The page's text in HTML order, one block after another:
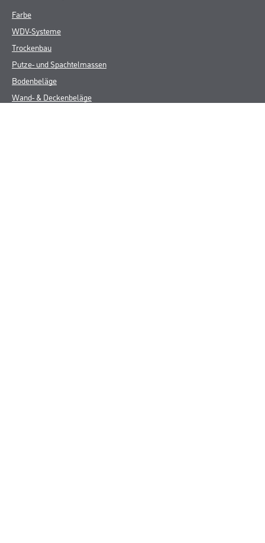
Farbe
WDV-Systeme
Trockenbau
Putze- und Spachtelmassen
Bodenbeläge
Wand- & Deckenbeläge